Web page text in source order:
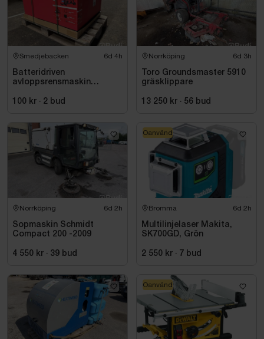
Smedjebacken 6d 4h
Batteridriven
avloppsrensmaskin
FSSM-121 | Oanvänd
100 kr · 2 bud
Norrköping 6d 3h
Toro Groundsmaster 5910
gräsklippare
13 250 kr · 56 bud
Norrköping 6d 2h
Sopmaskin Schmidt
Compact 200 -2009
4 550 kr · 39 bud
Bromma 6d 2h
Multilinjelaser Makita,
SK700GD, Grön
2 550 kr · 7 bud
Oanvänd
Oanvänd